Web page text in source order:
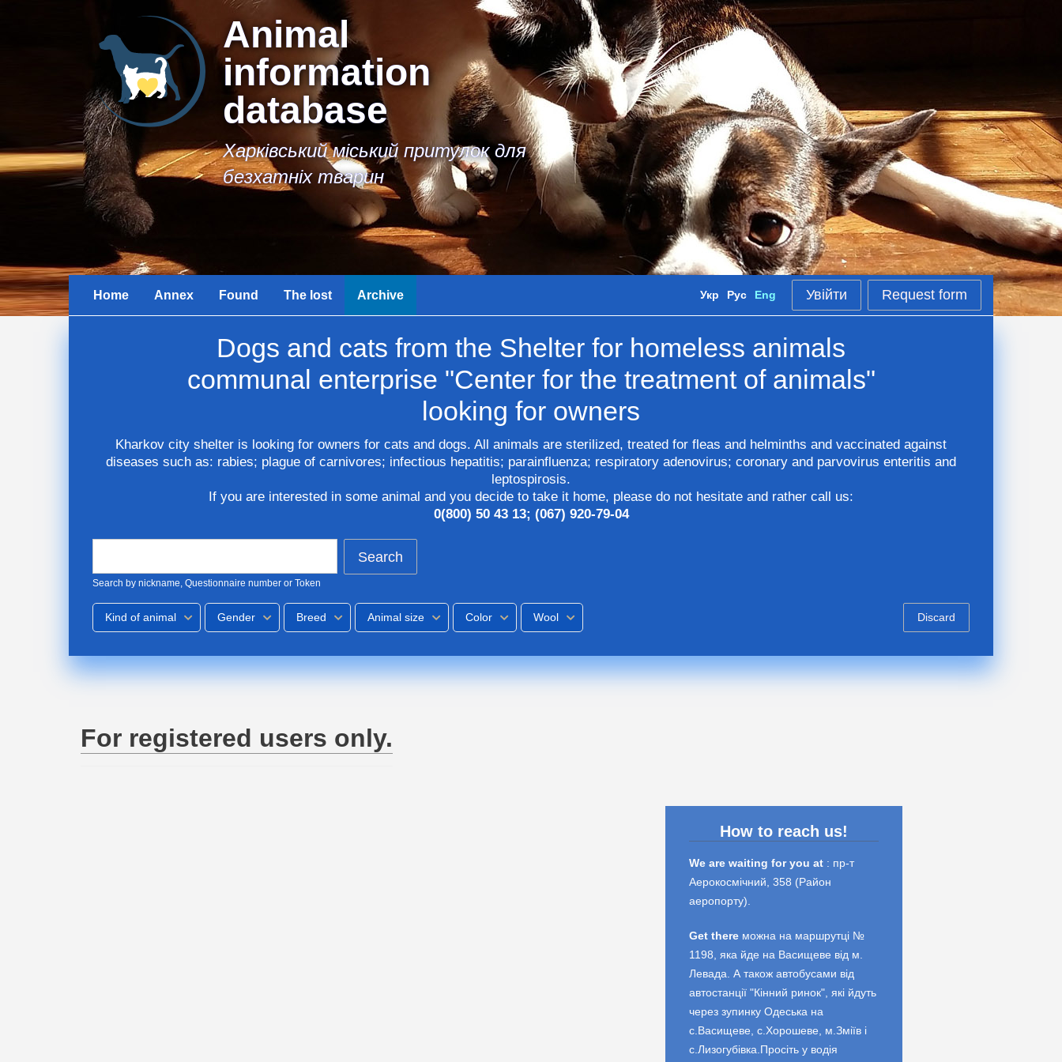
Animal
information
database
Харківський міський притулок для
безхатніх тварин
Home Annex Found The lost Archive Укр Рус Eng Увійти Request form
Dogs and cats from the Shelter for homeless animals
communal enterprise "Center for the treatment of animals"
looking for owners
Kharkov city shelter is looking for owners for cats and dogs. All animals are sterilized, treated for fleas and helminths and vaccinated against
diseases such as: rabies; plague of carnivores; infectious hepatitis; parainfluenza; respiratory adenovirus; coronary and parvovirus enteritis and
leptospirosis.
If you are interested in some animal and you decide to take it home, please do not hesitate and rather call us:
0(800) 50 43 13; (067) 920-79-04
Search by nickname, Questionnaire number or Token
Search
Kind of animal Gender Breed Animal size Color Wool Discard
For registered users only.
How to reach us!
We are waiting for you at : пр-т
Аерокосмічний, 358 (Район
аеропорту).
Get there можна на маршрутці №
1198, яка йде на Васищеве від м.
Левада. А також автобусами від
автостанції "Кінний ринок", які йдуть
через зупинку Одеська на
с.Васищеве, с.Хорошеве, м.Зміїв і
с.Лизогубівка.Просіть у водія